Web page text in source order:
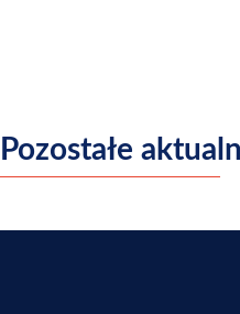
Pozostałe